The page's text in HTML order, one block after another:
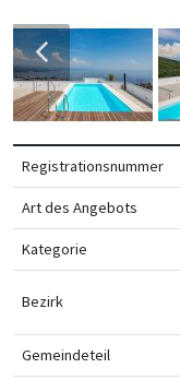
Registrationsnummer
Art des Angebots
Kategorie
Bezirk
Gemeindeteil